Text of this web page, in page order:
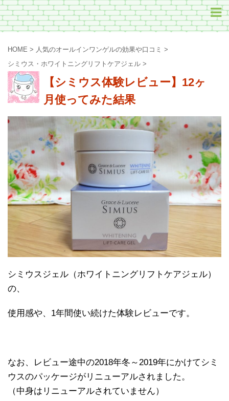
HOME > 人気のオールインワンゲルの効果や口コミ >
シミウス・ホワイトニングリフトケアジェル >
【シミウス体験レビュー】12ヶ
月使ってみた結果
シミウスジェル（ホワイトニングリフトケアジェル）
の、
使用感や、1年間使い続けた体験レビューです。
なお、レビュー途中の2018年冬～2019年にかけてシミ
ウスのパッケージがリニューアルされました。
（中身はリニューアルされていません）